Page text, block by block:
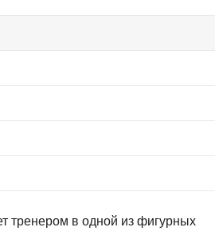
тренером в одной из фигурных